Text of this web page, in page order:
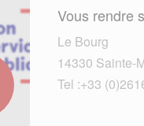
Vous rendre
Le Bourg
14330 Sainte-
Tel :+33